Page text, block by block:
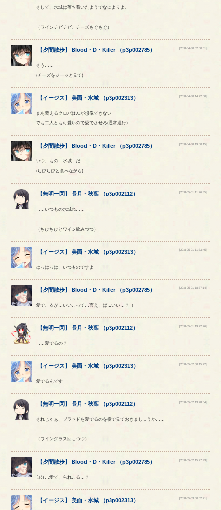
そして、水城は落ち着いたようでなによりよ。
（ワインチビチビ、チーズもぐもぐ）
【夕闇散歩】Blood ・D ・Killer（p3p002785） [2018-04-30 02:00:01]
そう……
(チーズをジーッと見て)
【イージス】美面 ・水城 （p3p002313） [2018-04-30 14:22:50]
まあ悶えるクロバはんが想像できない
でも二人とも可愛いので愛でさせろ(通常運行)
【夕闇散歩】Blood ・D ・Killer（p3p002785） [2018-04-30 19:50:15]
いつ、もの…水城…だ……
(ちびちびと食べながら)
【無明一閃 】長月 ・秋葉 （p3p002112） [2018-05-01 11:26:35]
……いつもの水城ね……
（ちびちびとワイン飲みつつ）
【イージス】美面 ・水城 （p3p002313） [2018-05-01 11:33:45]
はっはっは、いつものですよ
【夕闇散歩】Blood ・D ・Killer（p3p002785） [2018-05-01 18:37:14]
愛で、るが…いい…って…言え、ば…いい…？（
【無明一閃】長月 ・秋葉 （p3p002112） [2018-05-01 19:22:26]
……愛でるの？
【イージス】美面 ・水城 （p3p002313） [2018-05-02 00:15:22]
愛でるんです
【無明一閃 】長月 ・秋葉 （p3p002112） [2018-05-02 13:28:04]
それじゃぁ、ブラッドを愛でるのを横で見ておきましょうか……
（ワイングラス回しつつ）
【夕闇散歩】 Blood ・ D ・ Killer（p3p002785） [2018-05-02 15:27:43]
自分…愛で、られ…る…？
【イージス】美面 ・水城 （p3p002313） [2018-05-03 00:02:21]